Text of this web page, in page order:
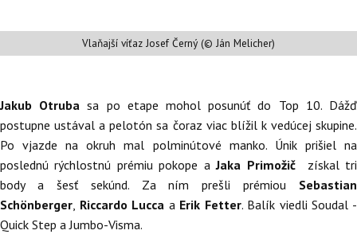
Vlaňajší víťaz Josef Černý (© Ján Melicher)
Jakub Otrubasa po etape mohol posunúť do Top 10. Dážď
postupne ustával a pelotón sa čoraz viac blížil k vedúcej skupine.
Po vjazde na okruh mal polminútové manko. Únik prišiel na
poslednú rýchlostnú prémiu pokope aJaka Primožič
získal tri
body a šesť sekúnd. Za ním prešli prémiou Sebastian
Schönberger, Riccardo Lucca a Erik Fetter. Balík viedli Soudal -
Quick Step a Jumbo-Visma.